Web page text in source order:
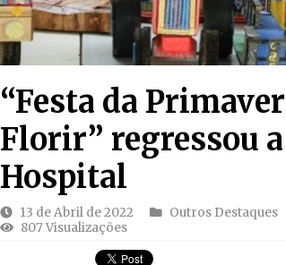
“Festa da
Florir” regressou
Hospital
13 de Abril de 2022 Outros Destaques
807 Visualizações